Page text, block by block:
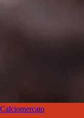
Calciomercato